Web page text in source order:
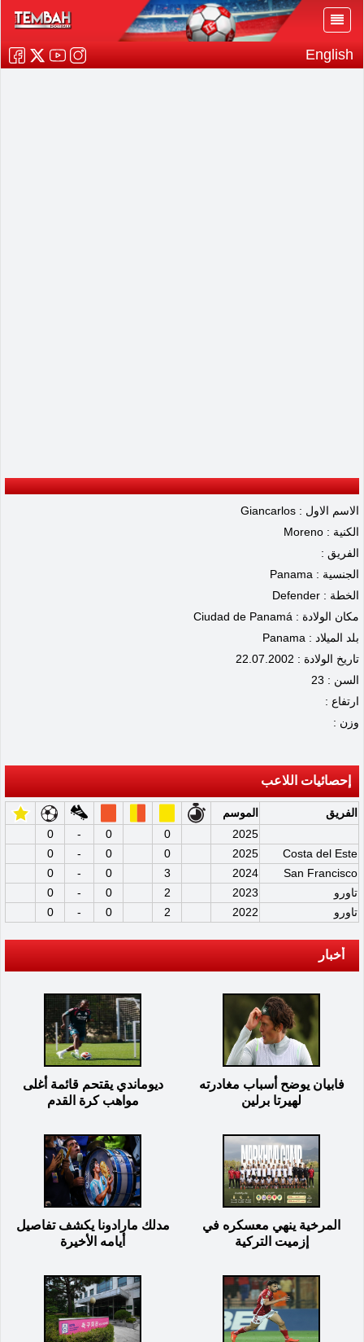
English
الاسم الاول : Giancarlos
الكنية : Moreno
الفريق :
الجنسية : Panama
الخطة : Defender
مكان الولادة : Ciudad de Panamá
بلد الميلاد : Panama
تاريخ الولادة : 22.07.2002
السن : 23
ارتفاع :
وزن :
إحصائيات اللاعب
الفريق
الموسم
2025
0
0
-
0
Costa del Este
2025
0
0
-
0
San Francisco
2024
3
0
-
0
تاورو
2023
2
0
-
0
تاورو
2022
2
0
-
0
أخبار
فابيان يوضح أسباب مغادرته
لهيرتا برلين
ديوماندي يقتحم قائمة أغلى
مواهب كرة القدم
المرخية ينهي معسكره في
إزميت التركية
مدلك مارادونا يكشف تفاصيل
أيامه الأخيرة